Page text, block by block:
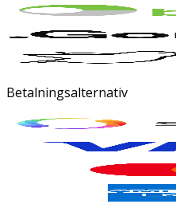
Betalningsalternativ